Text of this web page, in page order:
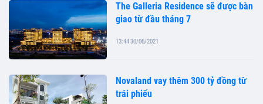
The Galleria Residence sẽ được bàn
giao từ đầu tháng 7
13:44 30/06/2021
Novaland vay thêm 300 tỷ đồng từ
trái phiếu